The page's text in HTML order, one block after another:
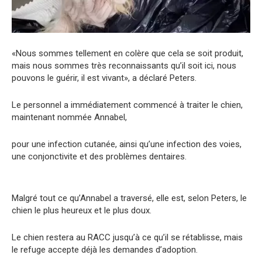
«Nous sommes tellement en colère que cela se soit produit,
mais nous sommes très reconnaissants qu’il soit ici, nous
pouvons le guérir, il est vivant», a déclaré Peters.
Le personnel a immédiatement commencé à traiter le chien,
maintenant nommée Annabel,
pour une infection cutanée, ainsi qu’une infection des voies,
une conjonctivite et des problèmes dentaires.
Malgré tout ce qu’Annabel a traversé, elle est, selon Peters, le
chien le plus heureux et le plus doux.
Le chien restera au RACC jusqu’à ce qu’il se rétablisse, mais
le refuge accepte déjà les demandes d’adoption.